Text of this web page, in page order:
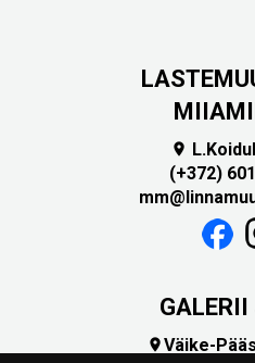

(+372)
GALERII
Väike-